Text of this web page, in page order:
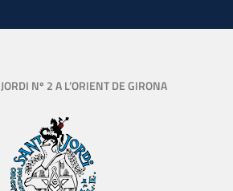
Nº 2 A L’ORIENT DE GIRONA